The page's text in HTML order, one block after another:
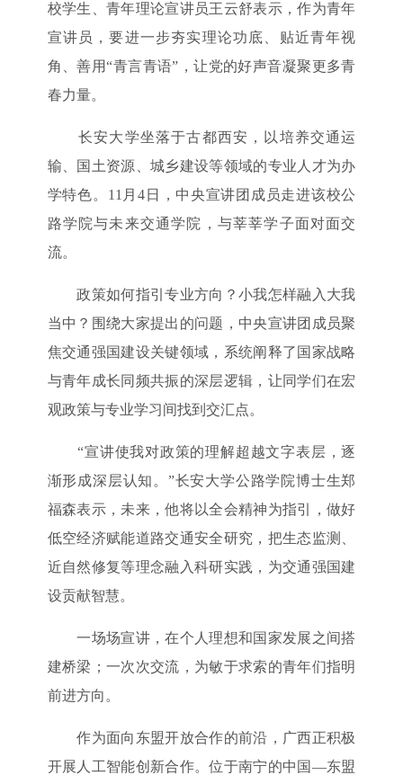
校学生、青年理论宣讲员王云舒表示，作为青年
宣讲员，要进一步夯实理论功底、贴近青年视
角、善用“青言青语”，让党的好声音凝聚更多青
春力量。
长安大学坐落于古都西安，以培养交通运
输、国土资源、城乡建设等领域的专业人才为办
学特色。11月4日，中央宣讲团成员走进该校公
路学院与未来交通学院，与莘莘学子面对面交
流。
政策如何指引专业方向？小我怎样融入大我
当中？围绕大家提出的问题，中央宣讲团成员聚
焦交通强国建设关键领域，系统阐释了国家战略
与青年成长同频共振的深层逻辑，让同学们在宏
观政策与专业学习间找到交汇点。
“宣讲使我对政策的理解超越文字表层，逐
渐形成深层认知。”长安大学公路学院博士生郑
福森表示，未来，他将以全会精神为指引，做好
低空经济赋能道路交通安全研究，把生态监测、
近自然修复等理念融入科研实践，为交通强国建
设贡献智慧。
一场场宣讲，在个人理想和国家发展之间搭
建桥梁；一次次交流，为敏于求索的青年们指明
前进方向。
作为面向东盟开放合作的前沿，广西正积极
开展人工智能创新合作。位于南宁的中国—东盟